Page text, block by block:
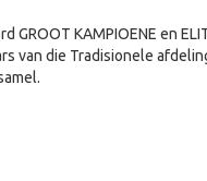
KAMPIOENE en
van die Tradisionele